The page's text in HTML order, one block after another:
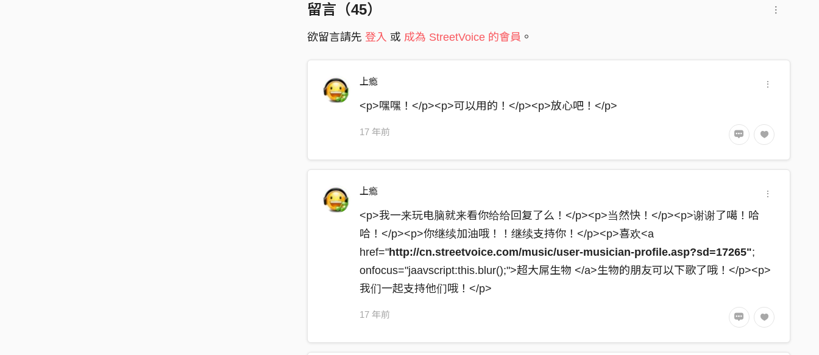
見過多少舞台看過多少個芭樂團體
所以現在我決定拿著mic fukin music
我只是十年音樂班讀畢業的白屁屁
但是我看清了我自己 我生來是塊武器
我RAP在這崛起 變子彈裝進MIC裡
mic right here will be revolver for me shooting
so everybody put you hand up 現在要反擊
[chorus]
you're stupefy 這世代音樂在敗壞
現在我們要起來將一切取代
you're stupefy 張大眼睛看這舞台
拿起了我的MIC要你拭目以待(*2)
Ya ready to die? 就是現在 我的歌詞慢慢衝進你的腦袋
留言（45）
欲留言請先 登入 或 成為 StreetVoice 的會員 。
上瘾
<p>嘿嘿！</p><p>可以用的！</p><p>放心吧！</p>
17 年前
上瘾
<p>我一来玩电脑就来看你给给回复了么！</p><p>当然快！</p><p>谢谢了噶！哈
哈！</p><p>你继续加油哦！！继续支持你！</p><p>喜欢<a
href="http://cn.streetvoice.com/music/user-musician-profile.asp?sd=17265";
onfocus="jaavscript:this.blur();">超大屌生物 </a>生物的朋友可以下歌了哦！</p><p>
我们一起支持他们哦！</p>
17 年前